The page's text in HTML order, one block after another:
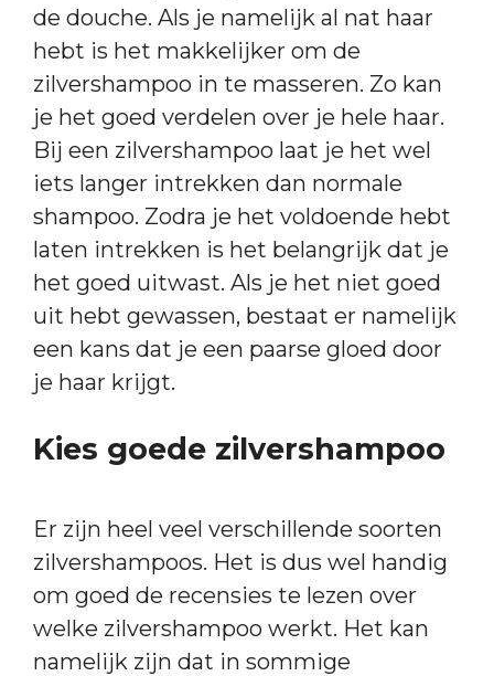
de douche. Als je namelijk al nat haar
hebt is het makkelijker om de
zilvershampoo in te masseren. Zo kan
je het goed verdelen over je hele haar.
Bij een zilvershampoo laat je het wel
iets langer intrekken dan normale
shampoo. Zodra je het voldoende hebt
laten intrekken is het belangrijk dat je
het goed uitwast. Als je het niet goed
uit hebt gewassen, bestaat er namelijk
een kans dat je een paarse gloed door
je haar krijgt.
Kies goede zilvershampoo
Er zijn heel veel verschillende soorten
zilvershampoos. Het is dus wel handig
om goed de recensies te lezen over
welke zilvershampoo werkt. Het kan
namelijk zijn dat in sommige